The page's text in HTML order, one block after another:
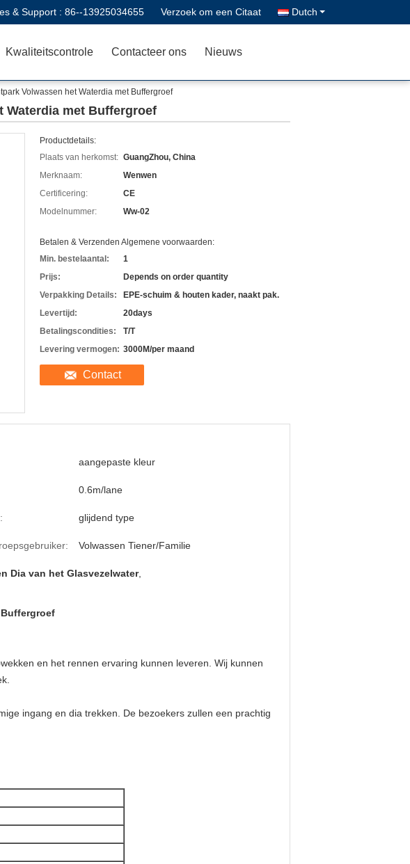
& Support : 86--13925034655 Verzoek om een Citaat Dutch
Kwaliteitscontrole Contacteer ons Nieuws
Volwassen het Waterdia met Buffergroef
Waterdia met Buffergroef
Productdetails:
Plaats van herkomst: GuangZhou, China
Merknaam:
Wenwen
Certificering:
CE
Modelnummer:
Ww-02
Betalen & Verzenden Algemene voorwaarden:
Min. bestelaantal:
1
Prijs:
Depends on order quantity
Verpakking Details:
EPE-schuim & houten kader, naakt pak.
Levertijd:
20days
Betalingscondities:
T/T
Levering vermogen: 3000M/per maand
Contact
aangepaste kleur
0.6m/lane
glijdend type
Volwassen Tiener/Familie
Dia van het Glasvezelwater,
en het rennen ervaring kunnen leveren. Wij kunnen
ingang en dia trekken. De bezoekers zullen een prachtig